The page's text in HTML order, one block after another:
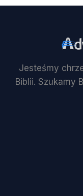
Jesteśmy
Biblii. Szukamy